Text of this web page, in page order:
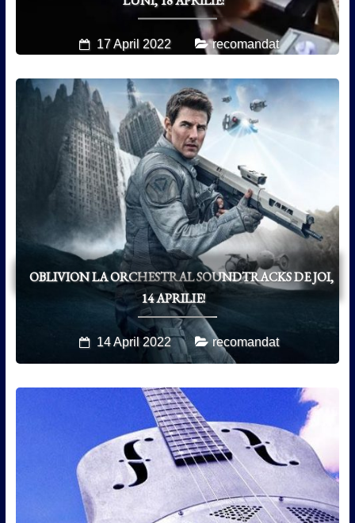
17 April 2022 recomandat
OBLIVION LA ORCHESTRAL SOUNDTRACKS DE JOI,
14 APRILIE!
14 April 2022 recomandat